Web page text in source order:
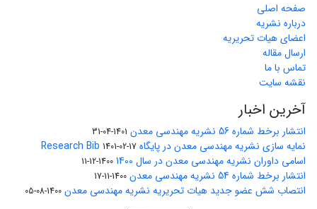
صفحه اصلی
درباره نشریه
اعضای هیات تحریریه
ارسال مقاله
تماس با ما
نقشه سایت
آخرین اخبار
انتشار برخط شماره 56 نشریه مهندسی معدن 1401-04-31
نمایه سازی نشریه مهندسی معدن در پایگاه Research Bib 1401-02-17
اسامی داوران نشریه مهندسی معدن در سال 1400 1400-12-11
انتشار برخط شماره 54 نشریه مهندسی معدن 1400-11-17
انتصاب شش عضو جدید هیات تحریریه نشریه مهندسی معدن 1400-08-05